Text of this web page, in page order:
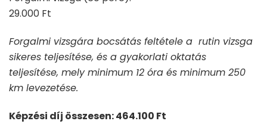
29.000 Ft
Forgalmi vizsgára bocsátás feltétele a rutin vizsga
sikeres teljesítése, és a gyakorlati oktatás
teljesítése, mely minimum 12 óra és minimum 250
km levezetése.
Képzési díj összesen: 464.100 Ft